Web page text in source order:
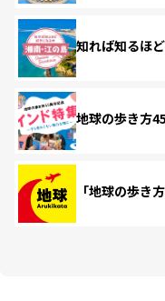
知れば知るほ
地球の歩き方
「地球の歩き